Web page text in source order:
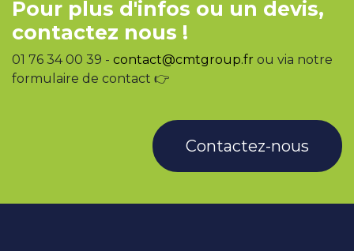
Pour plus d'infos ou un devis,
contactez nous !
01 76 34 00 39 - contact@cmtgroup.fr ou via notre
formulaire de contact 👉
Contactez-nous